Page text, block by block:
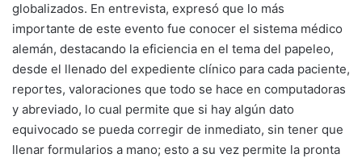
globalizados. En entrevista, expresó que lo más
importante de este evento fue conocer el sistema médico
alemán, destacando la eficiencia en el tema del papeleo,
desde el llenado del expediente clínico para cada paciente,
reportes, valoraciones que todo se hace en computadoras
y abreviado, lo cual permite que si hay algún dato
equivocado se pueda corregir de inmediato, sin tener que
llenar formularios a mano; esto a su vez permite la pronta